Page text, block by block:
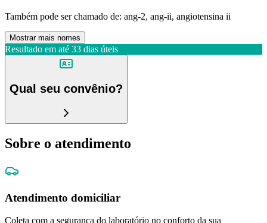
Também pode ser chamado de: ang-2, ang-ii, angiotensina ii
Mostrar mais nomes
Resultado em até 33 dias úteis
Qual seu convênio?
Sobre o atendimento
Atendimento domiciliar
Coleta com a segurança do laboratório no conforto da sua